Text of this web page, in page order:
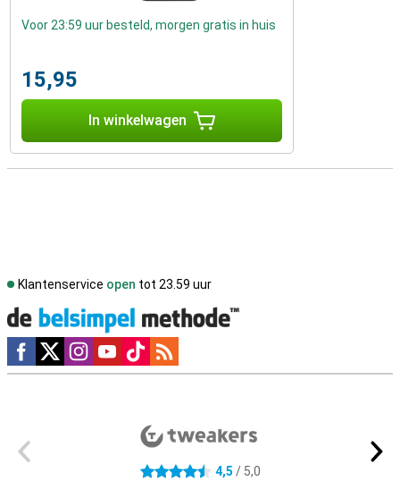
Voor 23:59 uur besteld, morgen gratis in huis
15,95
In winkelwagen
Klantenservice open tot 23.59 uur
Social media
4.5 sterren 4,5 / 5,0